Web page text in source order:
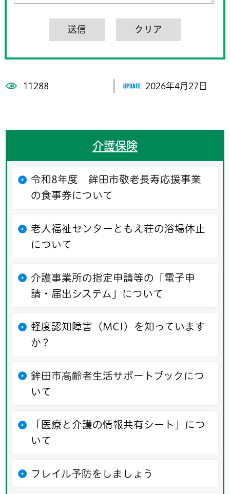
11288 2026年4月27日
介護保険
令和8年度 鉾田市敬老長寿応援事業
の食事券について
老人福祉センターともえ荘の浴場休止
について
介護事業所の指定申請等の「電子申
請・届出システム」について
軽度認知障害（MCI）を知っています
か？
鉾田市高齢者生活サポートブックにつ
いて
「医療と介護の情報共有シート」につ
いて
フレイル予防をしましょう